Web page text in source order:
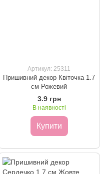
Артикул: 25311
Пришивний декор Квіточка 1.7
см Рожевий
3.9 грн
В наявності
Купити